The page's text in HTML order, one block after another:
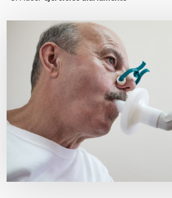
Image